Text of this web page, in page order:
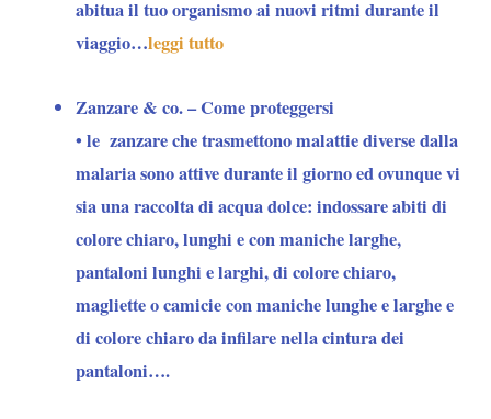
abitua il tuo organismo ai nuovi ritmi durante il
viaggio…leggi tutto
Zanzare & co. – Come proteggersi
• lezanzareche trasmettono malattie diverse dalla
malaria sono attive durante il giorno ed ovunque vi
sia una raccolta di acqua dolce: indossare abiti di
colore chiaro, lunghi e con maniche larghe,
pantaloni lunghi e larghi, di colore chiaro,
magliette o camicie con maniche lunghe e larghe e
di colore chiaro da infilare nella cintura dei
pantaloni….